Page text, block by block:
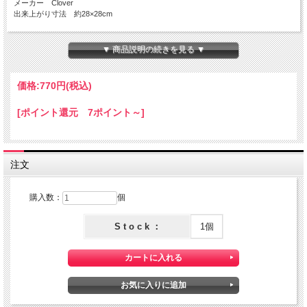
メーカー Clover
出来上がり寸法 約28×28cm
《ご注意》
実際の商品の色味に近づけて撮影しておりますが、モニターによっては現物とカラ
ーサンプル画像で色味がやや異なる場合がございます。
▼ 商品説明の続きを見る ▼
価格:770円(税込)
[ポイント還元 7ポイント～]
注文
購入数： 個
S t o c k ： 1個